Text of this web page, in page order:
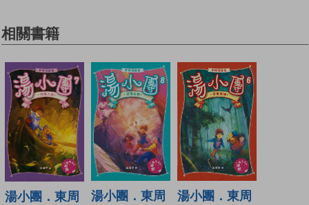
相關書籍
湯小團．東周
湯小團．東周
湯小團．東周